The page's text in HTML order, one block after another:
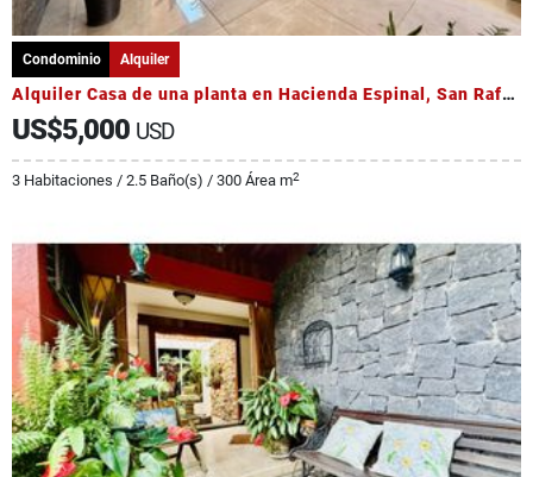
Condominio Alquiler
Alquiler Casa de una planta en Hacienda Espinal, San Rafael, Alajuela
US$5,000 USD
3 Habitaciones / 2.5 Baño(s) / 300 Área m2